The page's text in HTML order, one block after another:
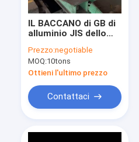
IL BACCANO di GB di
alluminio JIS dello
DX51D SGCC 2mm ha
galvanizzato il rotolo
di alluminio della
lamiera sottile
Prezzo:negotiable
MOQ:10tons
Ottieni l'ultimo prezzo
Contattaci